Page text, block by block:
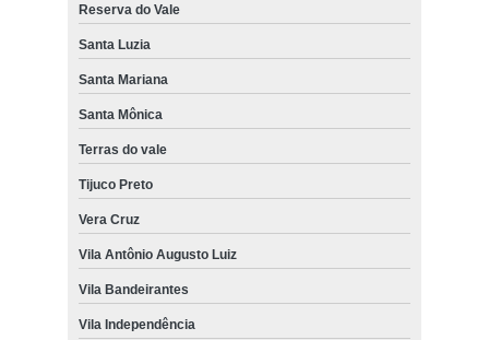
Reserva do Vale
Santa Luzia
Santa Mariana
Santa Mônica
Terras do vale
Tijuco Preto
Vera Cruz
Vila Antônio Augusto Luiz
Vila Bandeirantes
Vila Independência